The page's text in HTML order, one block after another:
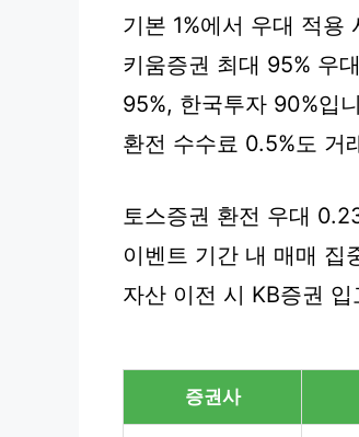
기본 1%에서 우대 적용
키움증권 최대 95% 우
95%, 한국투자 90%입
환전 수수료 0.5%도 거
토스증권 환전 우대
이벤트 기간 내 매매 집
자산 이전 시 KB증권
증권사